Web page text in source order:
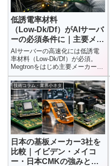
低誘電率材料
（Low‑Dk/Df）がAIサーバ
ーの必須条件に｜主要メー
カーと市場動向を徹底解説
AIサーバーの高速化には低誘電
率材料（Low‑Dk/Df）が必須。
Megtronをはじめ主要メーカーの
特徴と市場動向、PCIe Gen6・
HBM3E時代に求められる材料要
件をわかりやすく解説します。
技術コラム・業界小ネタ
日本の基板メーカー3社を
比較｜イビデン・メイコ
ー・日本CMKの強みと技